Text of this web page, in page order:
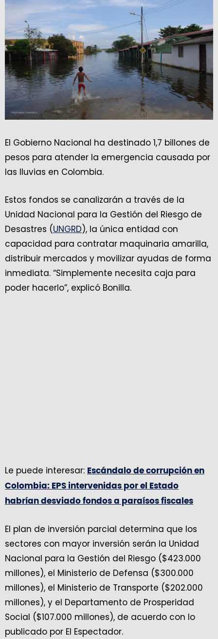
El Gobierno Nacional ha destinado 1,7 billones de
pesos para atender la emergencia causada por
las lluvias en Colombia.
Estos fondos se canalizarán a través de la
Unidad Nacional para la Gestión del Riesgo de
Desastres (UNGRD), la única entidad con
capacidad para contratar maquinaria amarilla,
distribuir mercados y movilizar ayudas de forma
inmediata. “Simplemente necesita caja para
poder hacerlo”, explicó Bonilla.
Le puede interesar: Escándalo de corrupción en
Colombia: EPS intervenidas por el Estado
habrían desviado fondos a paraísos fiscales
El plan de inversión parcial determina que los
sectores con mayor inversión serán la Unidad
Nacional para la Gestión del Riesgo ($423.000
millones), el Ministerio de Defensa ($300.000
millones), el Ministerio de Transporte ($202.000
millones), y el Departamento de Prosperidad
Social ($107.000 millones), de acuerdo con lo
publicado por El Espectador.